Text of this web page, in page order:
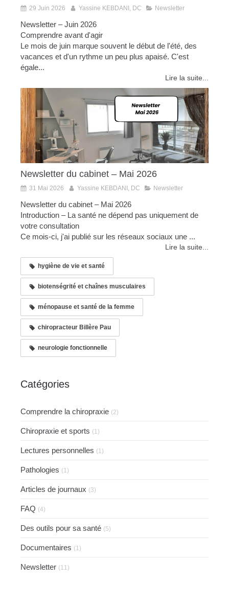
29 Juin 2026 Yassine KEBDANI, DC Newsletter
Newsletter – Juin 2026
Comprendre avant d'agir
Le mois de juin marque souvent le début de l'été, des
vacances et d'un rythme un peu plus apaisé. C'est
égale...
Lire la suite...
Newsletter du cabinet – Mai 2026
31 Mai 2026 Yassine KEBDANI, DC Newsletter
Newsletter du cabinet – Mai 2026
Introduction – La santé ne dépend pas uniquement de
votre consultation
Ce mois-ci, j'ai publié sur les réseaux sociaux une ...
Lire la suite...
hygiène de vie et santé
biotenségrité et chaînes musculaires
ménopause et santé de la femme
chiropracteur Billère Pau
neurologie fonctionnelle
Catégories
Comprendre la chiropraxie (2)
Chiropraxie et sports (1)
Lectures personnelles (1)
Pathologies (1)
Articles de journaux (3)
FAQ (4)
Des outils pour sa santé (5)
Documentaires (1)
Newsletter (11)